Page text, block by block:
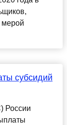
мерой
субсидий
России